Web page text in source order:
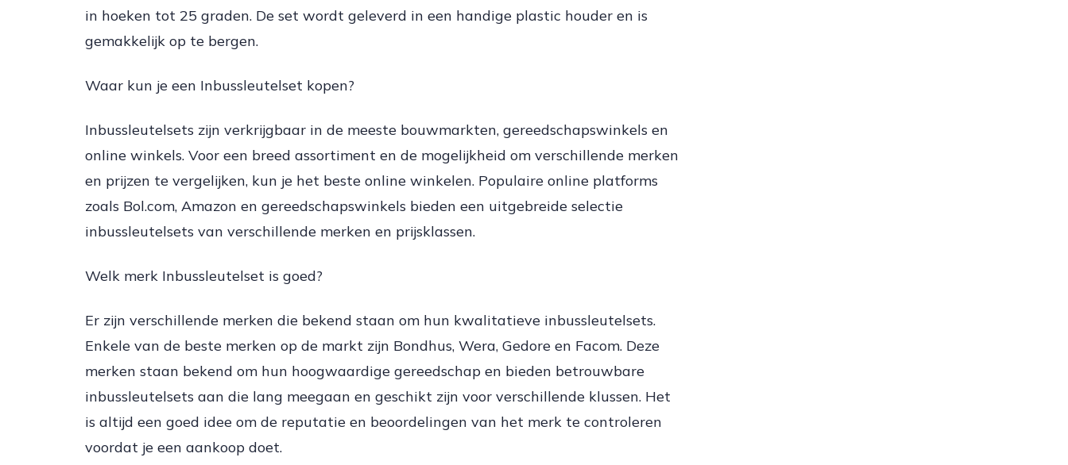
in hoeken tot 25 graden. De set wordt geleverd in een handige plastic houder en is
gemakkelijk op te bergen.
Waar kun je een Inbussleutelset kopen?
Inbussleutelsets zijn verkrijgbaar in de meeste bouwmarkten, gereedschapswinkels en
online winkels. Voor een breed assortiment en de mogelijkheid om verschillende merken
en prijzen te vergelijken, kun je het beste online winkelen. Populaire online platforms
zoals Bol.com, Amazon en gereedschapswinkels bieden een uitgebreide selectie
inbussleutelsets van verschillende merken en prijsklassen.
Welk merk Inbussleutelset is goed?
Er zijn verschillende merken die bekend staan om hun kwalitatieve inbussleutelsets.
Enkele van de beste merken op de markt zijn Bondhus, Wera, Gedore en Facom. Deze
merken staan bekend om hun hoogwaardige gereedschap en bieden betrouwbare
inbussleutelsets aan die lang meegaan en geschikt zijn voor verschillende klussen. Het
is altijd een goed idee om de reputatie en beoordelingen van het merk te controleren
voordat je een aankoop doet.